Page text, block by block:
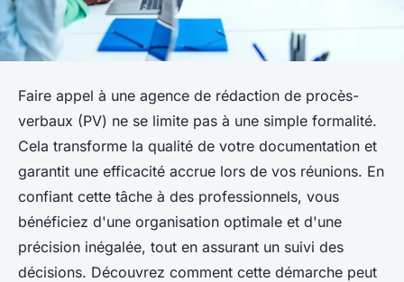
Faire appel à une agence de rédaction de procès-
verbaux (PV) ne se limite pas à une simple formalité.
Cela transforme la qualité de votre documentation et
garantit une efficacité accrue lors de vos réunions. En
confiant cette tâche à des professionnels, vous
bénéficiez d'une organisation optimale et d'une
précision inégalée, tout en assurant un suivi des
décisions. Découvrez comment cette démarche peut